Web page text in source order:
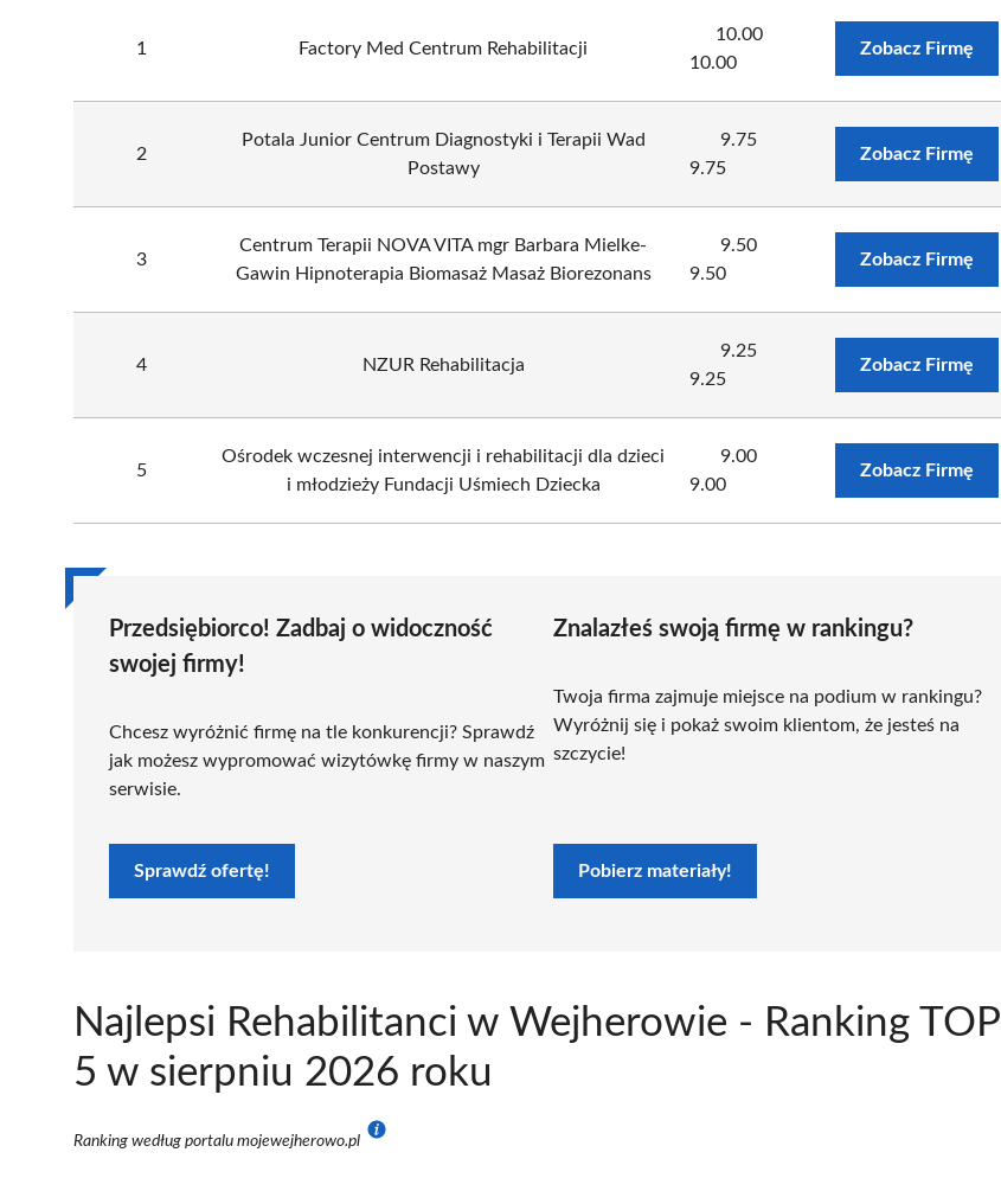
1 Factory Med Centrum Rehabilitacji
10.00
10.00
Zobacz Firmę
2
Potala Junior Centrum Diagnostyki i Terapii Wad
Postawy
9.75
9.75
Zobacz Firmę
3
Centrum Terapii NOVA VITA mgr Barbara Mielke-
Gawin Hipnoterapia Biomasaż Masaż Biorezonans
9.50
9.50
Zobacz Firmę
4 NZUR Rehabilitacja
9.25
9.25
Zobacz Firmę
5
Ośrodek wczesnej interwencji i rehabilitacji dla dzieci
i młodzieży Fundacji Uśmiech Dziecka
9.00
9.00
Zobacz Firmę
Przedsiębiorco! Zadbaj o widoczność
swojej firmy!
Chcesz wyróżnić firmę na tle konkurencji? Sprawdź
jak możesz wypromować wizytówkę firmy w naszym
serwisie.
Sprawdź ofertę!
Znalazłeś swoją firmę w rankingu?
Twoja firma zajmuje miejsce na podium w rankingu?
Wyróżnij się i pokaż swoim klientom, że jesteś na
szczycie!
Pobierz materiały!
Najlepsi Rehabilitanci w Wejherowie - Ranking TOP
5 w sierpniu 2026 roku
Ranking według portalu mojewejherowo.pl